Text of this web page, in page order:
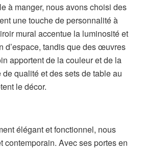
à manger, nous avons choisi des
une touche de personnalité à
mural accentue la luminosité et
d’espace, tandis que des œuvres
apportent de la couleur et de la
qualité et des sets de table au
le décor.
élégant et fonctionnel, nous
contemporain. Avec ses portes en